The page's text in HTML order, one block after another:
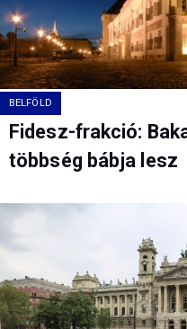
BELFÖLD
Fidesz-frakció:
többség bábja lesz